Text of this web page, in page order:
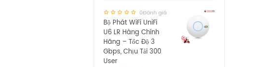
0Đánh giá
Bộ Phát WiFi UniFi
U6 LR Hàng Chính
Hãng – Tốc Độ 3
Gbps, Chịu Tải 300
User